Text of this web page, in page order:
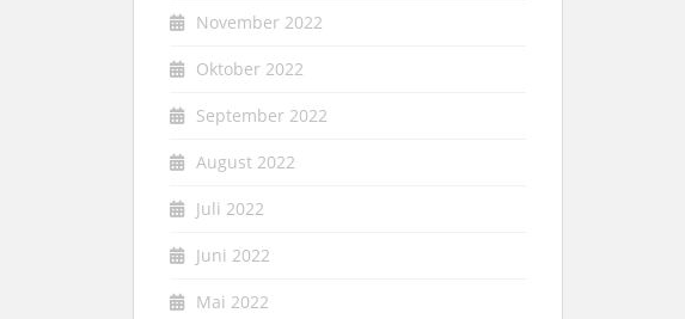
November 2022
Oktober 2022
September 2022
August 2022
Juli 2022
Juni 2022
Mai 2022